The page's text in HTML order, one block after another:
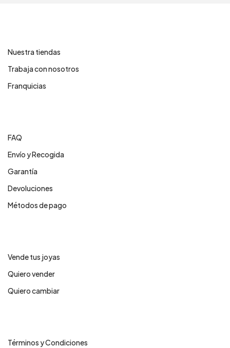
Nuestra tiendas
Trabaja con nosotros
Franquicias
FAQ
Envío y Recogida
Garantía
Devoluciones
Métodos de pago
Vende tus joyas
Quiero vender
Quiero cambiar
Términos y Condiciones